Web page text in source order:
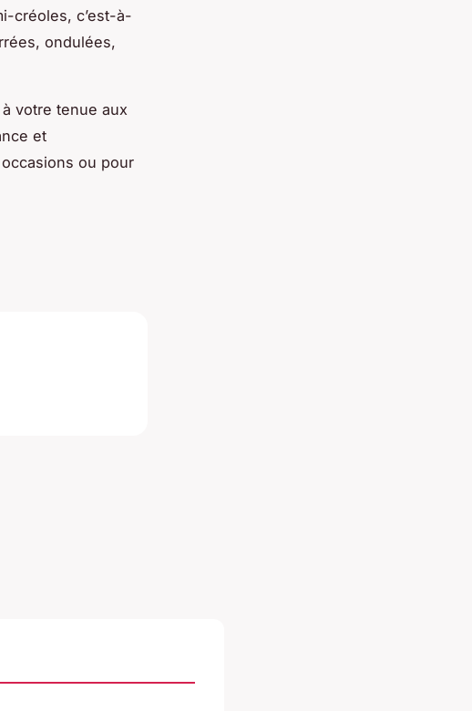
créoles, c’est-à-
ondulées,
votre tenue aux
et
ou pour